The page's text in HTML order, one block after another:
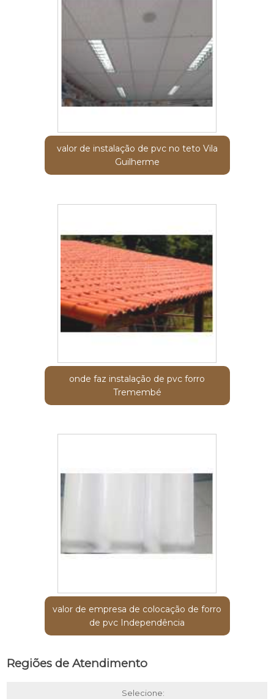
valor de instalação de pvc no teto Vila
Guilherme
onde faz instalação de pvc forro
Tremembé
valor de empresa de colocação de forro
de pvc Independência
Regiões de Atendimento
Selecione: